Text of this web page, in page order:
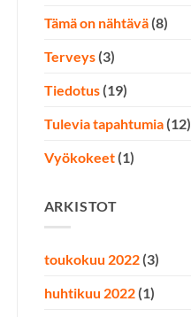
Tämä on nähtävä(8)
Terveys(3)
Tiedotus(19)
Tulevia tapahtumia(12)
Vyökokeet(1)
ARKISTOT
toukokuu 2022(3)
huhtikuu 2022(1)